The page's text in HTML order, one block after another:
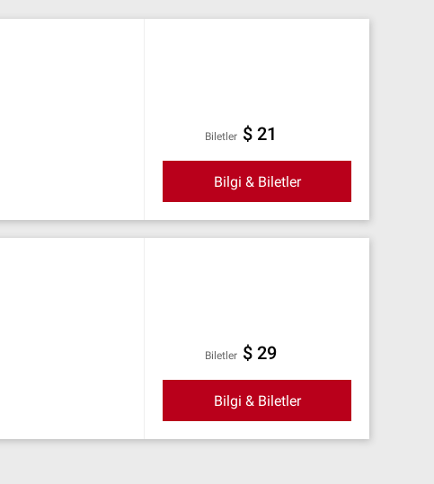
Biletler $ 21
Bilgi & Biletler
Biletler $ 29
Bilgi & Biletler